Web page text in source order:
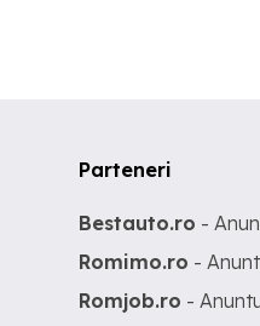
Parteneri
Bestauto.ro -
Romimo.ro -
Romjob.ro -